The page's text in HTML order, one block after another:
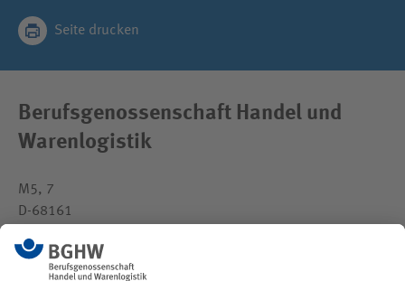
Seite drucken
Berufsgenossenschaft Handel und
Warenlogistik
M5, 7
D-68161